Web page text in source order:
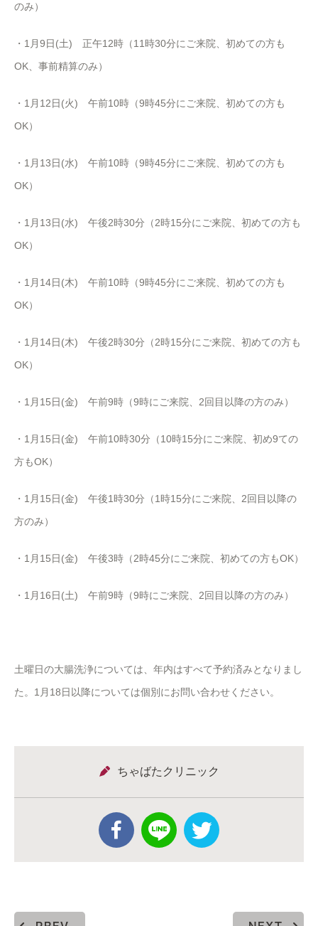
のみ）
・1月9日(土) 正午12時（11時30分にご来院、初めての方も
OK、事前精算のみ）
・1月12日(火) 午前10時（9時45分にご来院、初めての方も
OK）
・1月13日(水) 午前10時（9時45分にご来院、初めての方も
OK）
・1月13日(水) 午後2時30分（2時15分にご来院、初めての方も
OK）
・1月14日(木) 午前10時（9時45分にご来院、初めての方も
OK）
・1月14日(木) 午後2時30分（2時15分にご来院、初めての方も
OK）
・1月15日(金) 午前9時（9時にご来院、2回目以降の方のみ）
・1月15日(金) 午前10時30分（10時15分にご来院、初め9ての
方もOK）
・1月15日(金) 午後1時30分（1時15分にご来院、2回目以降の
方のみ）
・1月15日(金) 午後3時（2時45分にご来院、初めての方もOK）
・1月16日(土) 午前9時（9時にご来院、2回目以降の方のみ）
土曜日の大腸洗浄については、年内はすべて予約済みとなりまし
た。1月18日以降については個別にお問い合わせください。
ちゃばたクリニック